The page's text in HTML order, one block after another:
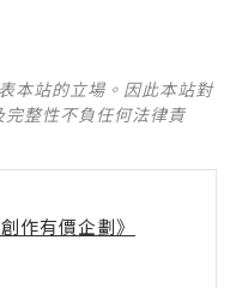
本站的立場。因此本站對
整性不負任何法律責
作有價企劃》